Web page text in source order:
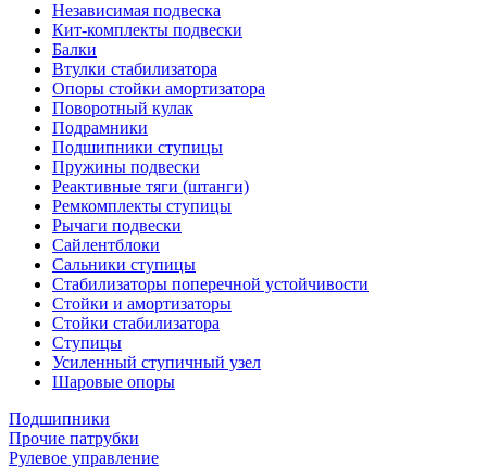
Независимая подвеска
Кит-комплекты подвески
Балки
Втулки стабилизатора
Опоры стойки амортизатора
Поворотный кулак
Подрамники
Подшипники ступицы
Пружины подвески
Реактивные тяги (штанги)
Ремкомплекты ступицы
Рычаги подвески
Сайлентблоки
Сальники ступицы
Стабилизаторы поперечной устойчивости
Стойки и амортизаторы
Стойки стабилизатора
Ступицы
Усиленный ступичный узел
Шаровые опоры
Подшипники
Прочие патрубки
Рулевое управление